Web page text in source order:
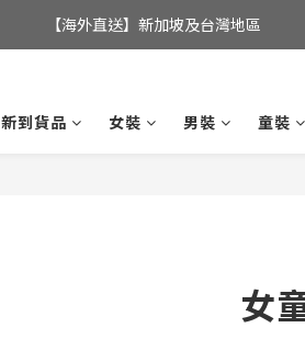
全店滿$350，即可享港澳地區免運費;
【海外直送】新加坡及台灣地區
新到貨品 女裝 男裝 童裝
女